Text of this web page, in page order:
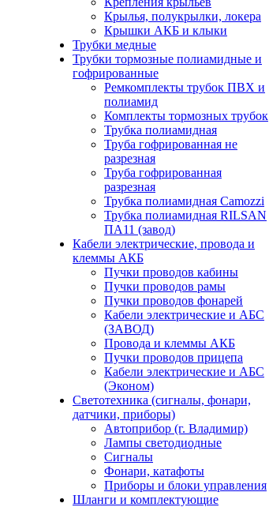
Крылья, полукрылки, локера
Крышки АКБ и клыки
Трубки медные
Трубки тормозные полиамидные и
гофрированные
Ремкомплекты трубок ПВХ и
полиамид
Комплекты тормозных трубок
Трубка полиамидная
Труба гофрированная не
разрезная
Труба гофрированная
разрезная
Трубка полиамидная Camozzi
Трубка полиамидная RILSAN
ПА11 (завод)
Кабели электрические, провода и
клеммы АКБ
Пучки проводов кабины
Пучки проводов рамы
Пучки проводов фонарей
Кабели электрические и АБС
(ЗАВОД)
Провода и клеммы АКБ
Пучки проводов прицепа
Кабели электрические и АБС
(Эконом)
Светотехника (сигналы, фонари,
датчики, приборы)
Автоприбор (г. Владимир)
Лампы светодиодные
Сигналы
Фонари, катафоты
Приборы и блоки управления
Шланги и комплектующие